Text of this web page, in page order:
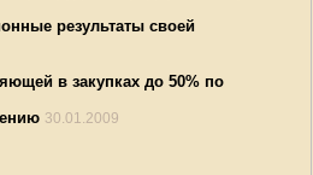
результаты своей
в закупках до 50% по
30.01.2009